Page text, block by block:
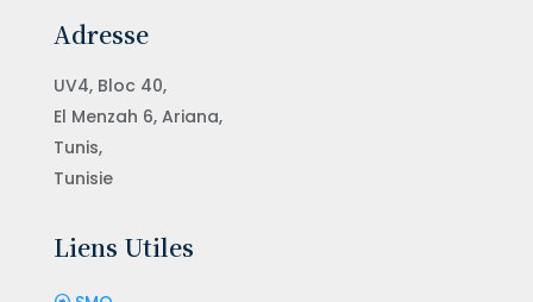
Adresse
UV4, Bloc 40,
El Menzah 6, Ariana,
Tunis,
Tunisie
Liens Utiles